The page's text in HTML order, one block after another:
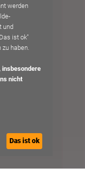
werden
und
ist ok"
haben.
insbesondere
nicht
Das ist ok